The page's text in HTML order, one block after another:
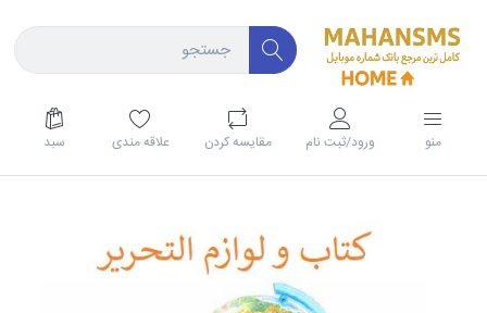
منو ورود/ثبت نام مقايسه كردن علاقه مندی سبد